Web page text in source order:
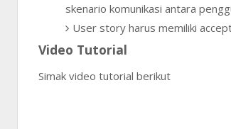
skenario komunikasi antara
User story harus memiliki
Video Tutorial
Simak video tutorial berikut